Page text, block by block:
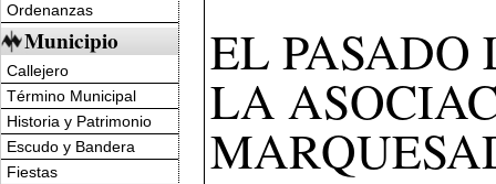
Ordenanzas
Municipio
Callejero
Término Municipal
Historia y Patrimonio
Escudo y Bandera
Fiestas
EL PASADO
LA